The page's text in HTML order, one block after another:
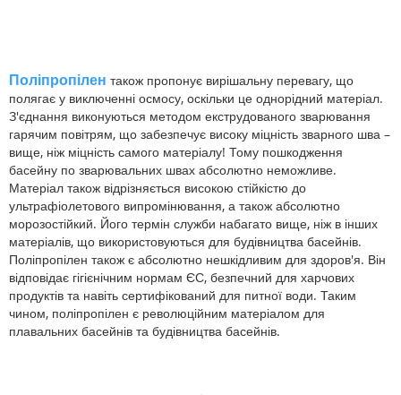
Поліпропілен також пропонує вирішальну перевагу, що
полягає у виключенні осмосу, оскільки це однорідний матеріал.
З'єднання виконуються методом екструдованого зварювання
гарячим повітрям, що забезпечує високу міцність зварного шва –
вище, ніж міцність самого матеріалу! Тому пошкодження
басейну по зварювальних швах абсолютно неможливе.
Матеріал також відрізняється високою стійкістю до
ультрафіолетового випромінювання, а також абсолютно
морозостійкий. Його термін служби набагато вище, ніж в інших
матеріалів, що використовуються для будівництва басейнів.
Поліпропілен також є абсолютно нешкідливим для здоров'я. Він
відповідає гігієнічним нормам ЄС, безпечний для харчових
продуктів та навіть сертифікований для питної води. Таким
чином, поліпропілен є революційним матеріалом для
плавальних басейнів та будівництва басейнів.